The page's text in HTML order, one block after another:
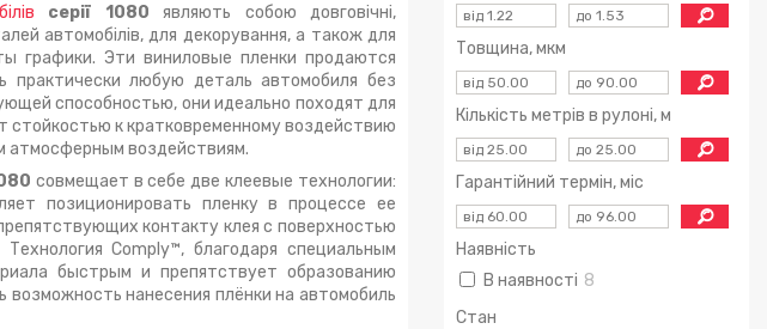
Товщина, мкм
Кількість метрів в рулоні, м
Гарантійний термін, міс
Наявність
В наявності 8
Стан
серії 1080 являють собою довговічні,
автомобілів, для декорування, а також для
графики. Эти виниловые пленки продаются
практически любую деталь автомобиля без
способностью, они идеально походят для
стойкостью к кратковременному воздействию
атмосферным воздействиям.
совмещает в себе две клеевые технологии:
позиционировать пленку в процессе ее
контакту клея с поверхностью
Comply™, благодаря специальным
быстрым и препятствует образованию
нанесения плёнки на автомобиль